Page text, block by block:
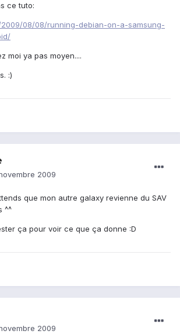
ce tuto:
08/08/running-debian-on-a-samsung-
moi ya pas moyen....
:)
2009
que mon autre galaxy revienne du SAV
^^
ça pour voir ce que ça donne :D
2009